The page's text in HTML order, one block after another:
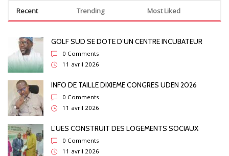
Recent Trending Most Liked
GOLF SUD SE DOTE D’UN CENTRE INCUBATEUR
0 Comments
11 avril 2026
INFO DE TAILLE DIXIEME CONGRES UDEN 2026
0 Comments
11 avril 2026
L’UES CONSTRUIT DES LOGEMENTS SOCIAUX
0 Comments
11 avril 2026